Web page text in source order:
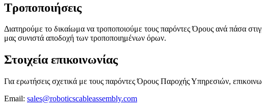
Τροποποιήσεις
Διατηρούμε το δικαίωμα να τροποποιούμε τους παρόντες Όρους ανά πάσα
μας συνιστά αποδοχή των τροποποιημένων όρων.
Στοιχεία επικοινωνίας
Για ερωτήσεις σχετικά με τους παρόντες Όρους Παροχής Υπηρεσιών,
Email: sales@roboticscableassembly.com